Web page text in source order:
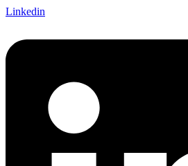
Linkedin